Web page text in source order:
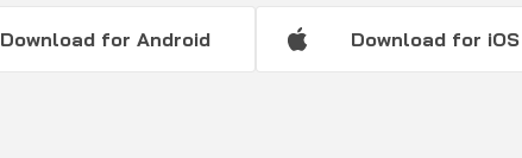
Download for Android Download for iOS